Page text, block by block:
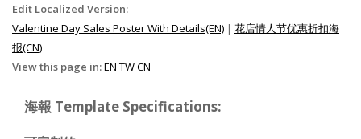
Edit Localized Version:
Valentine Day Sales Poster With Details(EN) | 花店情人节优惠折扣海
报(CN)
View this page in:EN TWCN
海報 Template Specifications: